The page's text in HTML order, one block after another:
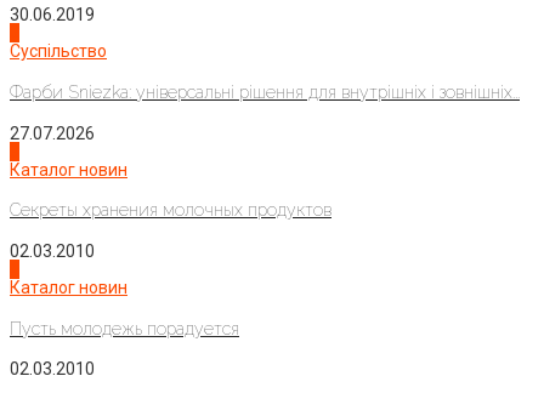
30.06.2019
Суспільство
Фарби Sniezka: універсальні рішення для внутрішніх і зовнішніх...
27.07.2026
Каталог новин
Секреты хранения молочных продуктов
02.03.2010
Каталог новин
Пусть молодежь порадуется
02.03.2010